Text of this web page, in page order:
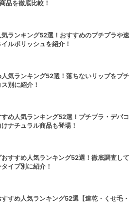
品を徹底比較！
気ランキング52選！おすすめのプチプラや速
ルポリッシュを紹介！
人気ランキング52選！落ちないリップをプチ
別に紹介！
め人気ランキング52選！プチプラ・デパコ
ナチュラル商品も登場！
すすめ人気ランキング52選！徹底調査して
イプ別に紹介！
すすめ人気ランキング52選【速乾・くせ毛・